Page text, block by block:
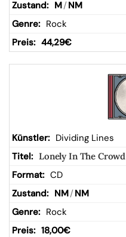
M/ NM
Rock
44,29€
Dividing Lines
Lonely In The Crowd
CD
NM/ NM
Rock
18,00€